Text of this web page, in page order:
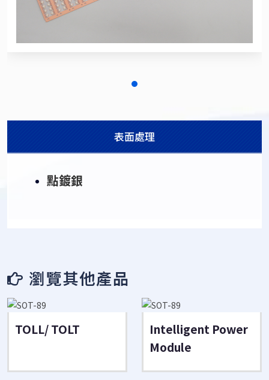
表面處理
點鍍銀
瀏覽其他產品
TOLL/ TOLT
Intelligent Power
Module